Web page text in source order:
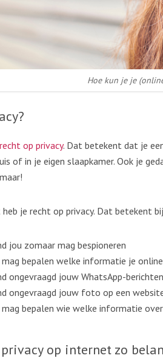
Hoe kun je je
recht op privacy. Dat betekent dat je
of in je eigen slaapkamer. Ook je
je recht op privacy. Dat betekent
jou zomaar mag bespioneren
bepalen welke informatie je
ongevraagd jouw WhatsApp-
ongevraagd jouw foto op een
bepalen wie welke informatie
op internet zo